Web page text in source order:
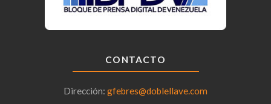
CONTACTO
Dirección: gfebres@doblellave.com